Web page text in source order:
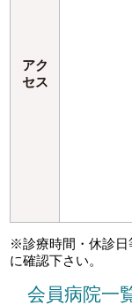
アク
セス
※診療時間・休診日
に確認下さい。
会員病院一